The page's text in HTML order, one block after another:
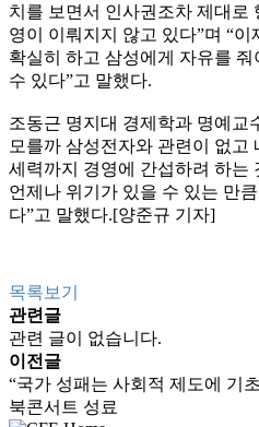
치를 보면서 인사권조차 제대로
영이 이뤄지지 않고 있다”며 “
확실히 하고 삼성에게 자유를
수 있다”고 말했다.
조동근 명지대 경제학과 명예교
모를까 삼성전자와 관련이 없고
세력까지 경영에 간섭하려 하는
언제나 위기가 있을 수 있는 만
다”고 말했다.[양준규 기자]
목록보기
관련글
관련 글이 없습니다.
이전글
“국가 성패는 사회적 제도에 기
북콘서트 성료